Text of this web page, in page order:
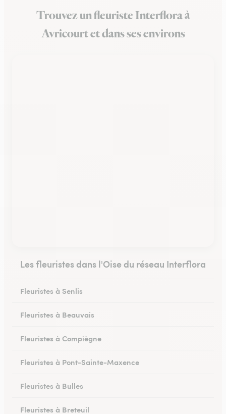
Trouvez un fleuriste Interflora à
Avricourt et dans ses environs
Les fleuristes dans l'Oise du réseau Interflora
Fleuristes à Senlis
Fleuristes à Beauvais
Fleuristes à Compiègne
Fleuristes à Pont-Sainte-Maxence
Fleuristes à Bulles
Fleuristes à Breteuil